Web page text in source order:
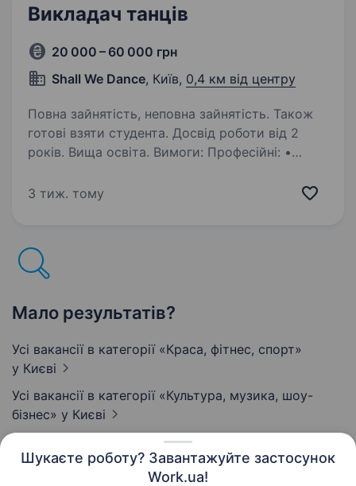
Шукаєте роботу? Завантажуйте застосунок
Work.ua!
Викладач танців
20 000 – 60 000 грн
Shall We Dance, Київ, 0,4 км від центру
Повна зайнятість, неповна зайнятість. Також
готові взяти студента. Досвід роботи від 2
років. Вища освіта. Вимоги: Професійні: •
заняття) • Знання програм American та/або
навчання (структура…
3 тиж. тому
Мало результатів?
Усі вакансії в категорії «Краса, фітнес, спорт»
у Києві
Усі вакансії в категорії «Культура, музика, шоу-
бізнес» у Києві